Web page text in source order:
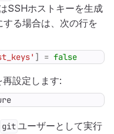
SSHホストキーを生成
る場合は、次の行を
] = false
設定します:
gitユーザーとして実行